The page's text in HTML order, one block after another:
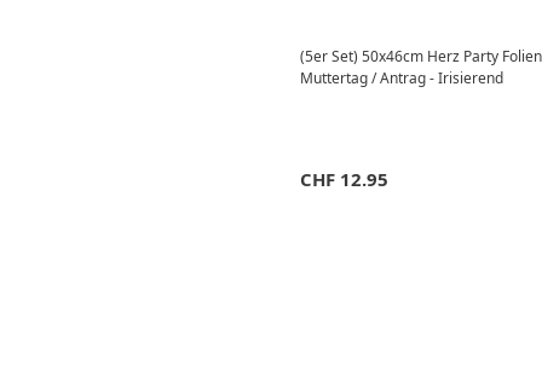
(5er Set) 50x46cm Herz Party
Muttertag / Antrag - Irisierend
CHF 12.95